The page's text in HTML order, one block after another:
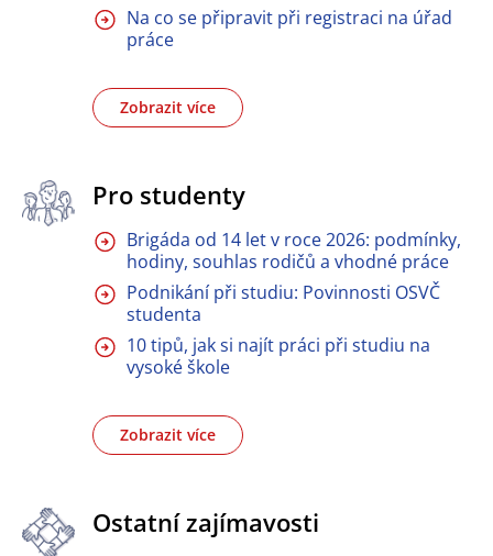
Na co se připravit při registraci na úřad
práce
Zobrazit více
Pro studenty
Brigáda od 14 let v roce 2026: podmínky,
hodiny, souhlas rodičů a vhodné práce
Podnikání při studiu: Povinnosti OSVČ
studenta
10 tipů, jak si najít práci při studiu na
vysoké škole
Zobrazit více
Ostatní zajímavosti